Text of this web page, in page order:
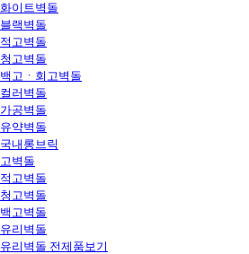
화이트벽돌
블랙벽돌
적고벽돌
청고벽돌
백고ㆍ회고벽돌
컬러벽돌
가공벽돌
유약벽돌
국내롱브릭
고벽돌
적고벽돌
청고벽돌
백고벽돌
유리벽돌
유리벽돌 전제품보기